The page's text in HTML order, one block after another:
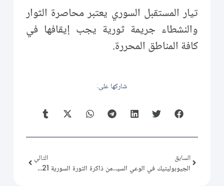
تيار المستقبل السوري يعتبر محاصرة الثوار
والنشطاء جريمة ثورية يجب إيقافها في
كافة المناطق المحررة.
شاركها على:
السابق
الجيوبوليتيك في الوعي السياسي السوري
التالي
من ذاكرة الثورة السورية 2015/07/21